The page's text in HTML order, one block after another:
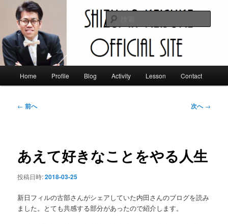
コ
ン
テ
静間佳佑 オフィシャルサイト
索
Home Profile Blog Activity Lesson Contact
投
ー
ョ
← 前へ 次へ→
あえて好きなことをやる人生
投稿日時:2018-03-25
新日フィルの古部さんがシェアしていた内田さんのブログを読み
ました。とても共感する部分があったので紹介します。